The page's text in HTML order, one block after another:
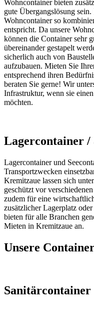
Wohncontainer bieten
gute Übergangslösung
Wohncontainer so
entspricht. Da unsere
können die Container sehr
übereinander gestapelt
sicherlich auch von
aufzubauen. Mieten Sie
entsprechend ihren
beraten Sie gerne! Wir
Infrastruktur, wenn sie
möchten.
Lagercontainer /
Lagercontainer und
Transportzwecken
Kremitzaue lassen sich
geschützt vor
zudem für eine
zusätzlicher Lagerplatz
bieten für alle Branchen
Mieten in Kremitzaue an.
Unsere
Sanitärcontainer